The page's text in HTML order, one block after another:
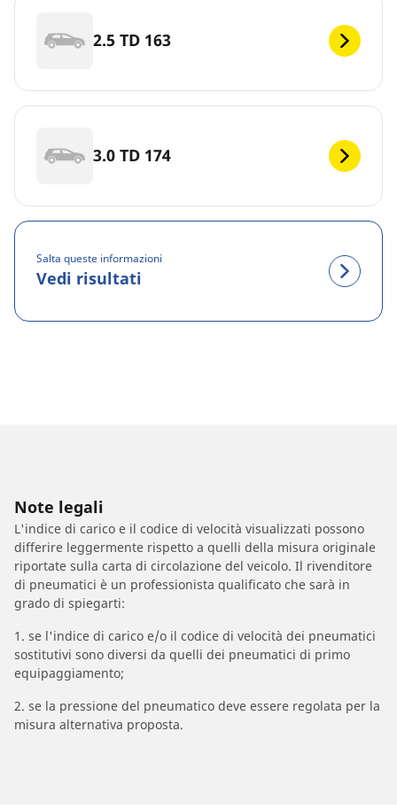
2.5 TD 163
3.0 TD 174
Salta queste informazioni
Vedi risultati
Note legali
L'indice di carico e il codice di velocità visualizzati possono
differire leggermente rispetto a quelli della misura originale
riportate sulla carta di circolazione del veicolo. Il rivenditore
di pneumatici è un professionista qualificato che sarà in
grado di spiegarti:
1. se l'indice di carico e/o il codice di velocità dei pneumatici
sostitutivi sono diversi da quelli dei pneumatici di primo
equipaggiamento;
2. se la pressione del pneumatico deve essere regolata per la
misura alternativa proposta.